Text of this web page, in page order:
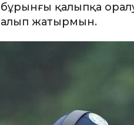
қалыпқа
жатырмын.